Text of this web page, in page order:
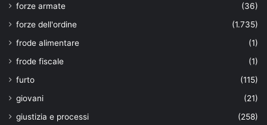
forze armate
(36)
forze dell'ordine
(1.735)
frode alimentare
(1)
frode fiscale
(1)
furto
(115)
giovani
(21)
giustizia e processi
(258)